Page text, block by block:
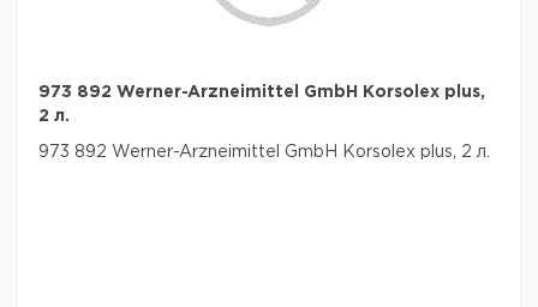
973 892 Werner-Arzneimittel GmbH Korsolex plus,
2 л.
973 892 Werner-Arzneimittel GmbH Korsolex plus, 2 л.